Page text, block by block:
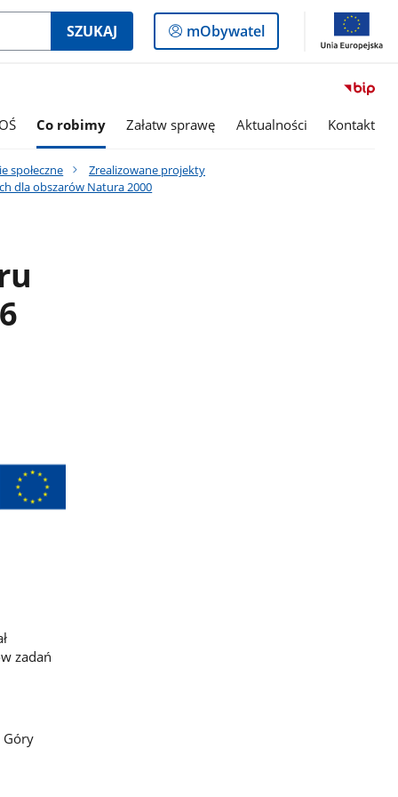
SZUKAJ
Logowanie
do
mObywatel
Co robimy Załatw sprawę Aktualności Kontakt
społeczne
Zrealizowane projekty
dla obszarów Natura 2000
zadań
Góry